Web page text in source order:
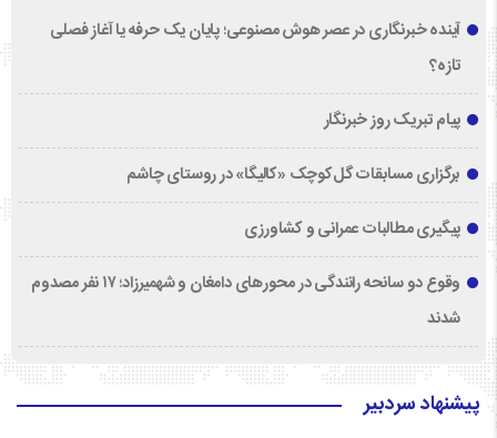
آینده خبرنگاری در عصر هوش مصنوعی؛ پایان یک حرفه یا آغاز فصلی
تازه؟
پیام تبریک روز خبرنگار
برگزاری مسابقات گل‌کوچک «کالیگا» در روستای چاشم
پیگیری مطالبات عمرانی و کشاورزی
وقوع دو سانحه رانندگی در محورهای دامغان و شهمیرزاد؛ ۱۷ نفر مصدوم
شدند
پیشنهاد سردبیر